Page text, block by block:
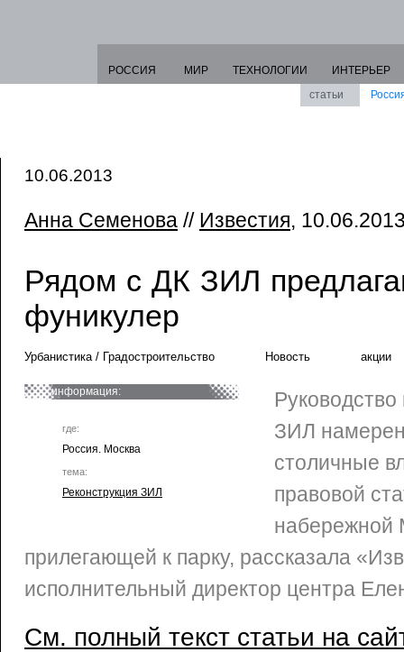
РОССИЯ МИР ТЕХНОЛОГИИ
ИНТЕРЬЕР
статьи
10.06.2013
Анна Семенова // Известия,
Рядом с ДК ЗИЛ
фуникулер
Урбанистика / Градостроительство Новость акции
информация:
где:
Россия. Москва
тема:
Реконструкция ЗИЛ
Руководство
ЗИЛ
столичные
правовой
набережной
прилегающей к парку, рассказала
исполнительный директор центра
См. полный текст статьи на